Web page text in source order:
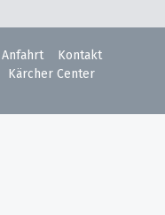
Anfahrt
Kontakt
Kärcher Center